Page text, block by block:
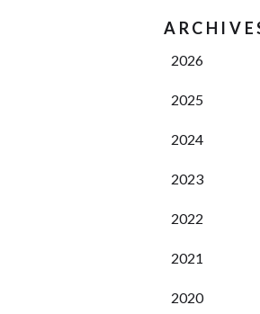
2026
2025
2024
2023
2022
2021
2020